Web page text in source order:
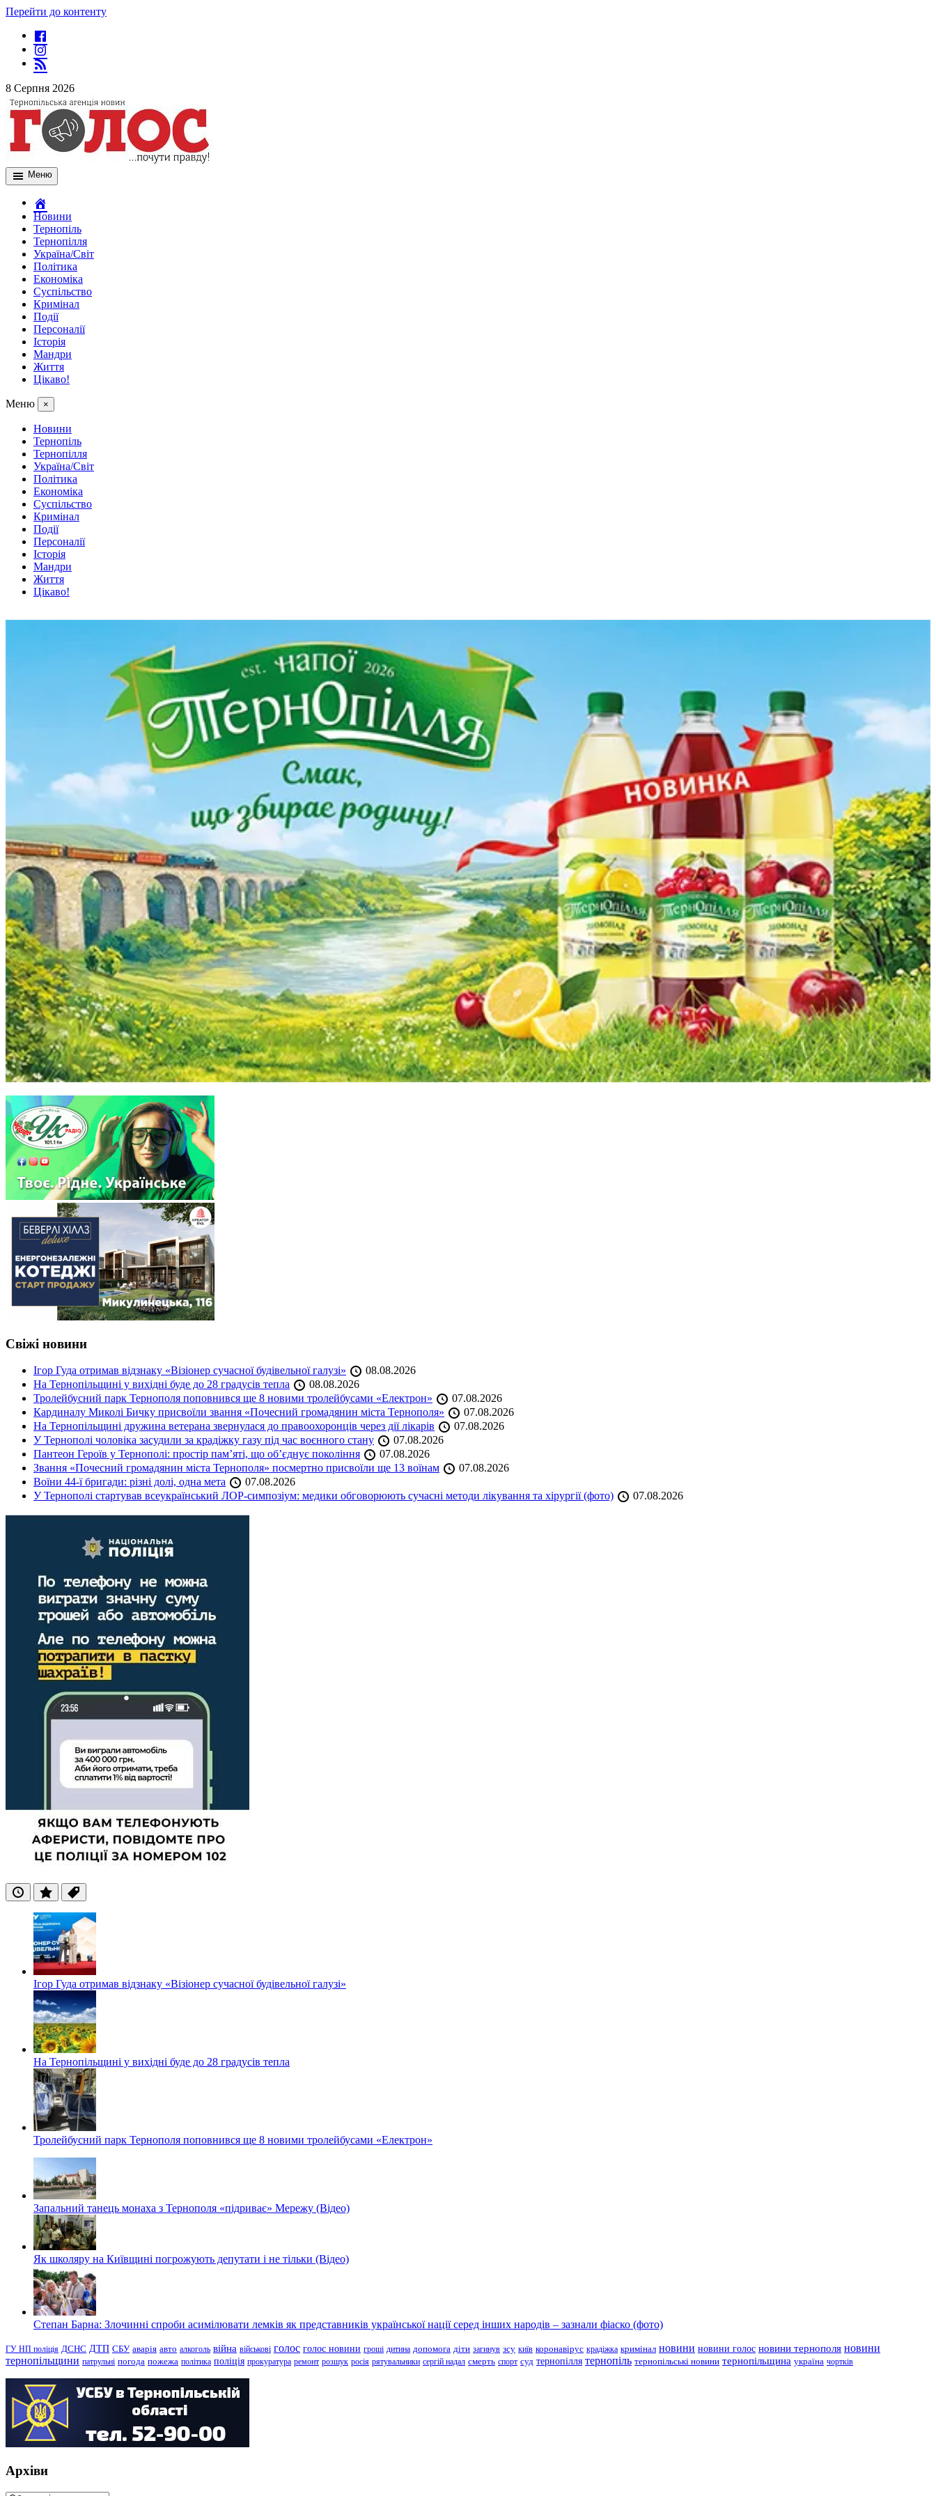
Перейти до контенту
8 Серпня 2026
Меню
Новини
Тернопіль
Тернопілля
Україна/Світ
Політика
Економіка
Суспільство
Кримінал
Події
Персоналії
Історія
Мандри
Життя
Цікаво!
Меню ×
Новини
Тернопіль
Тернопілля
Україна/Світ
Політика
Економіка
Суспільство
Кримінал
Події
Персоналії
Історія
Мандри
Життя
Цікаво!
Свіжі новини
Ігор Гуда отримав відзнаку «Візіонер сучасної будівельної галузі»
08.08.2026
На Тернопільщині у вихідні буде до 28 градусів тепла
08.08.2026
Тролейбусний парк Тернополя поповнився ще 8 новими тролейбусами «Електрон»
07.08.2026
Кардиналу Миколі Бичку присвоїли звання «Почесний громадянин міста Тернополя»
07.08.2026
На Тернопільщині дружина ветерана звернулася до правоохоронців через дії лікарів
07.08.2026
У Тернополі чоловіка засудили за крадіжку газу під час воєнного стану
07.08.2026
Пантеон Героїв у Тернополі: простір пам’яті, що об’єднує покоління
07.08.2026
Звання «Почесний громадянин міста Тернополя» посмертно присвоїли ще 13 воїнам
07.08.2026
Воїни 44-ї бригади: різні долі, одна мета
07.08.2026
У Тернополі стартував всеукраїнський ЛОР-симпозіум: медики обговорюють сучасні методи лікування та хірургії (фото)
07.08.2026
ОстанніПопулярні
Теги
Ігор Гуда отримав відзнаку «Візіонер сучасної будівельної галузі»
На Тернопільщині у вихідні буде до 28 градусів тепла
Тролейбусний парк Тернополя поповнився ще 8 новими тролейбусами «Електрон»
Запальний танець монаха з Тернополя «підриває» Мережу (Відео)
Як школяру на Київщині погрожують депутати і не тільки (Відео)
Степан Барна: Злочинні спроби асимілювати лемків як представників української нації серед інших народів – зазнали фіаско (фото)
ГУ НП поліція ДСНС ДТП СБУ аварія авто алкоголь війна військові голос голос новини гроші дитина допомога діти загинув зсу київ коронавірус крадіжка кримінал новини новини голос новини тернополя новини
тернопільщини патрульні погода пожежа політика поліція прокуратура ремонт розшук росія рятувальники сергій надал смерть спорт суд тернопілля тернопіль тернопільські новини тернопільщина україна чортків
Архіви